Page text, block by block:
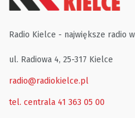
Radio Kielce - największe radio
ul. Radiowa 4, 25-317 Kielce
radio@radiokielce.pl
tel. centrala 41 363 05 00